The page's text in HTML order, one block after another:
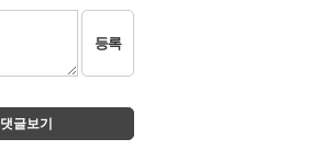
등록
댓글보기